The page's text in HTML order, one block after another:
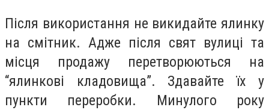
Після використання не викидайте ялинку
на смітник. Адже після свят вулиці та
місця продажу перетворюються на
“ялинкові кладовища”. Здавайте їх у
пункти переробки. Минулого року